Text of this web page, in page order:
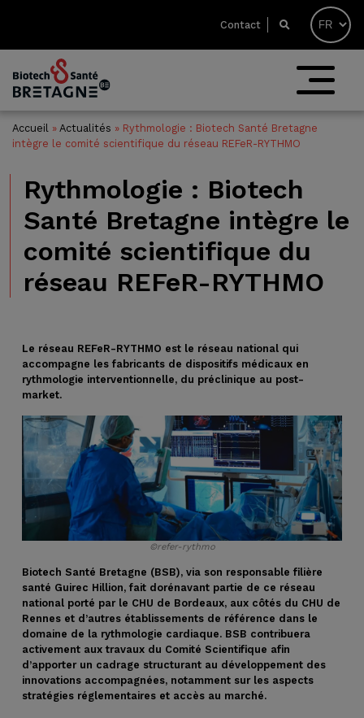
Contact
Accueil » Actualités » Rythmologie : Biotech Santé Bretagne
intègre le comité scientifique du réseau REFeR-RYTHMO
Rythmologie : Biotech
Santé Bretagne intègre le
comité scientifique du
réseau REFeR-RYTHMO
Le réseau REFeR-RYTHMO est le réseau national qui
accompagne les fabricants de dispositifs médicaux en
rythmologie interventionnelle, du préclinique au post-
market.
©refer-rythmo
Biotech Santé Bretagne (BSB), via son responsable filière
santé Guirec Hillion, fait dorénavant partie de ce réseau
national porté par le CHU de Bordeaux, aux côtés du CHU de
Rennes et d’autres établissements de référence dans le
domaine de la rythmologie cardiaque. BSB contribuera
activement aux travaux du Comité Scientifique afin
d’apporter un cadrage structurant au développement des
innovations accompagnées, notamment sur les aspects
stratégies réglementaires et accès au marché.